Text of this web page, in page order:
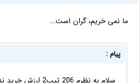
ما نمی خریم، گران است...
پیام :
سلام به نظرم 206 تیپ2